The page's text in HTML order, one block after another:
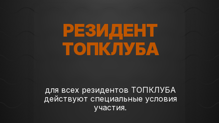
РЕЗИДЕНТ
ТОПКЛУБА
для всех резидентов ТОПКЛУБА
действуют специальные условия
участия.